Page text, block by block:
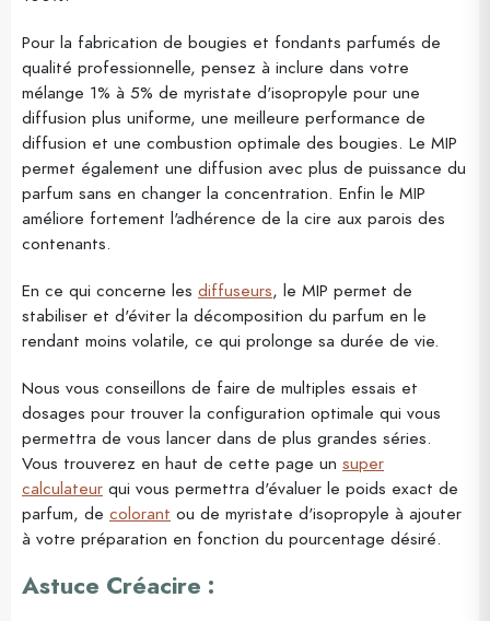
Pour la fabrication de bougies et fondants parfumés de
qualité professionnelle, pensez à inclure dans votre
mélange 1% à 5% de myristate d'isopropyle pour une
diffusion plus uniforme, une meilleure performance de
diffusion et une combustion optimale des bougies. Le MIP
permet également une diffusion avec plus de puissance du
parfum sans en changer la concentration. Enfin le MIP
améliore fortement l'adhérence de la cire aux parois des
contenants.
En ce qui concerne les diffuseurs, le MIP permet de
stabiliser et d'éviter la décomposition du parfum en le
rendant moins volatile, ce qui prolonge sa durée de vie.
Nous vous conseillons de faire de multiples essais et
dosages pour trouver la configuration optimale qui vous
permettra de vous lancer dans de plus grandes séries.
Vous trouverez en haut de cette page un super
calculateur qui vous permettra d'évaluer le poids exact de
parfum, de colorant ou de myristate d'isopropyle à ajouter
à votre préparation en fonction du pourcentage désiré.
Astuce Créacire :